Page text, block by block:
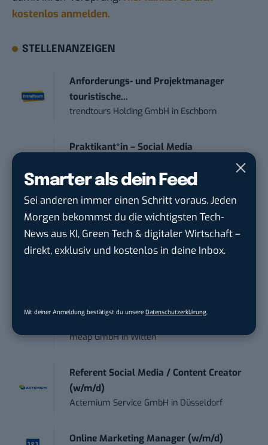
Smarter als dein Feed
Sei anderen immer einen Schritt voraus. Jeden
Morgen bekommst du die wichtigsten Tech-
News aus KI, Green Tech & digitaler Wirtschaft –
direkt, exklusiv und kostenlos in deine Inbox.
Mit deiner Anmeldung bestätigst du unsere Datenschutzerklärung
kostenlos anmelden.
STELLENANZEIGEN
Anforderungs- und Projektmanager
touristische...
trendtours Holding GmbH in Eschborn
Praktikant*in – Social Media
Garados Swimwear – MWN Holding GmbH
Community Manager:in Open Source
(w/m/d)
Zentrum für Digitale Souveränität der Öffe...
Art Director – UX Design / Adobe CC /
meap GmbHinWitten
Referent Social Media / Content Creator
(w/m/d)
Actemium Service GmbH in Düsseldorf
Online Marketing Manager (w/m/d)